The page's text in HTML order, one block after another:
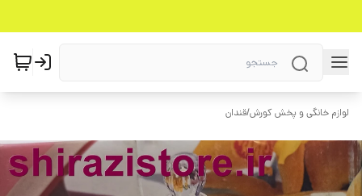
لوازم خانگی و پخش کورش/قندان